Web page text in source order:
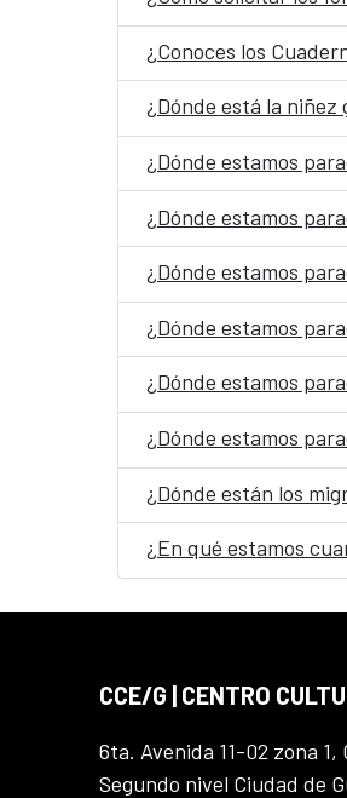
¿Conoces los
¿Dónde está la niñez
¿Dónde estamos
¿Dónde estamos
¿Dónde estamos
¿Dónde estamos
¿Dónde estamos
¿Dónde estamos
¿Dónde están los
¿En qué estamos
CCE/G | CENTRO
6ta. Avenida 11-02 zona
Segundo nivel Ciudad de